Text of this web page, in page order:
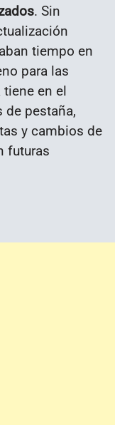
. Sin
tiempo en
para las
en el
de pestaña,
y cambios de
futuras